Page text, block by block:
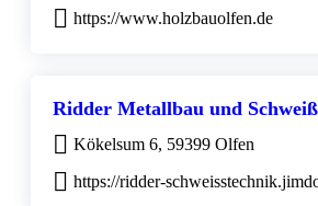
https://www.holzbauolfen.de
Ridder Metallbau und
Kökelsum 6, 59399 Olfen
https://ridder-